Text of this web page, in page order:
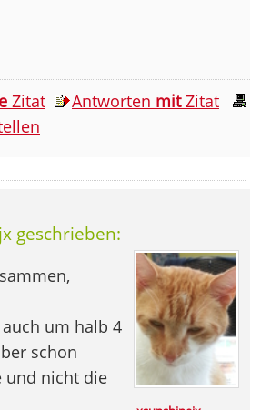
Zitat Antworten mitZitat
geschrieben:
um halb 4
schon
und nicht die